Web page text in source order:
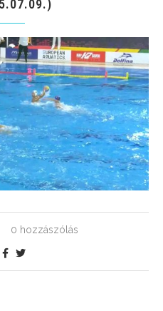
0 hozzászólás